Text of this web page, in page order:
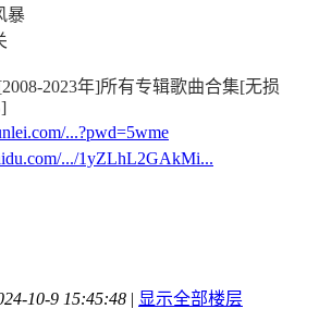
暴
2023年]所有专辑歌曲合集[无损
...?pwd=5wme
.../1yZLhL2GAkMi...
10-9 15:45:48 | 显示全部楼层